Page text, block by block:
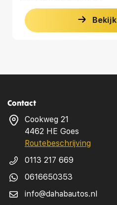
Bekijk
Contact
Cookweg 21
4462 HE Goes
Routebeschrijving
0113 217 669
0616650353
info@dahabautos.nl